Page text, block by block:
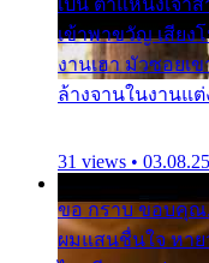
เข้าพาขวัญ เสียง
งานเฮา มัวซอยเ
ล้างจานในงานแต่
31 views •
ขอ กราบ ขอบคุณ
ผมแสนชื่นใจ หาย